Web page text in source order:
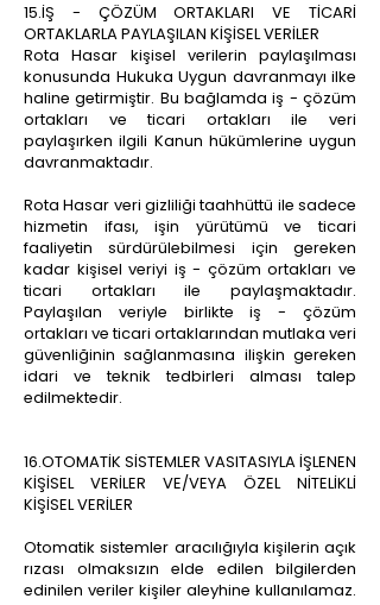
15.İŞ - ÇÖZÜM ORTAKLARI VE TİCARİ
ORTAKLARLA PAYLAŞILAN KİŞİSEL VERİLER
Rota Hasar kişisel verilerin paylaşılması
konusunda Hukuka Uygun davranmayı ilke
haline getirmiştir. Bu bağlamda iş - çözüm
ortakları ve ticari ortakları ile veri
paylaşırken ilgili Kanun hükümlerine uygun
davranmaktadır.
Rota Hasar veri gizliliği taahhüttü ile sadece
hizmetin ifası, işin yürütümü ve ticari
faaliyetin sürdürülebilmesi için gereken
kadar kişisel veriyi iş - çözüm ortakları ve
ticari ortakları ile paylaşmaktadır.
Paylaşılan veriyle birlikte iş - çözüm
ortakları ve ticari ortaklarından mutlaka veri
güvenliğinin sağlanmasına ilişkin gereken
idari ve teknik tedbirleri alması talep
edilmektedir.
16.OTOMATİK SİSTEMLER VASITASIYLA İŞLENEN
KİŞİSEL VERİLER VE/VEYA ÖZEL NİTELİKLİ
KİŞİSEL VERİLER
Otomatik sistemler aracılığıyla kişilerin açık
rızası olmaksızın elde edilen bilgilerden
edinilen veriler kişiler aleyhine kullanılamaz.